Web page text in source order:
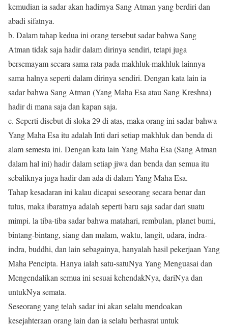
kemudian ia sadar akan hadirnya Sang Atman yang berdiri dan
abadi sifatnya.
b. Dalam tahap kedua ini orang tersebut sadar bahwa Sang
Atman tidak saja hadir dalam dirinya sendiri, tetapi juga
bersemayam secara sama rata pada makhluk-makhluk lainnya
sama halnya seperti dalam dirinya sendiri. Dengan kata lain ia
sadar bahwa Sang Atman (Yang Maha Esa atau Sang Kreshna)
hadir di mana saja dan kapan saja.
c. Seperti disebut di sloka 29 di atas, maka orang ini sadar bahwa
Yang Maha Esa itu adalah Inti dari setiap makhluk dan benda di
alam semesta ini. Dengan kata lain Yang Maha Esa (Sang Atman
dalam hal ini) hadir dalam setiap jiwa dan benda dan semua itu
sebaliknya juga hadir dan ada di dalam Yang Maha Esa.
Tahap kesadaran ini kalau dicapai seseorang secara benar dan
tulus, maka ibaratnya adalah seperti baru saja sadar dari suatu
mimpi. la tiba-tiba sadar bahwa matahari, rembulan, planet bumi,
bintang-bintang, siang dan malam, waktu, langit, udara, indra-
indra, buddhi, dan lain sebagainya, hanyalah hasil pekerjaan Yang
Maha Pencipta. Hanya ialah satu-satuNya Yang Menguasai dan
Mengendalikan semua ini sesuai kehendakNya, dariNya dan
untukNya semata.
Seseorang yang telah sadar ini akan selalu mendoakan
kesejahteraan orang lain dan ia selalu berhasrat untuk